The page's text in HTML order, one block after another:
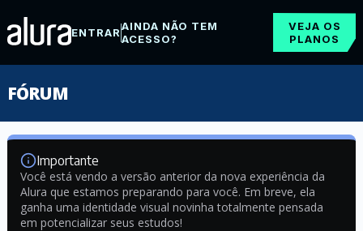
ENTRARAINDA NÃO TEM
ACESSO?
VEJA OS
PLANOS
FÓRUM
Importante
Você está vendo a versão anterior da nova experiência da
Alura que estamos preparando para você. Em breve, ela
ganha uma identidade visual novinha totalmente pensada
em potencializar seus estudos!